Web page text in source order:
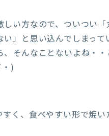
しい方なので、ついつい「
い」と思い込んでしまって
、そんなことないよね・・
)
すく、食べやすい形で焼い